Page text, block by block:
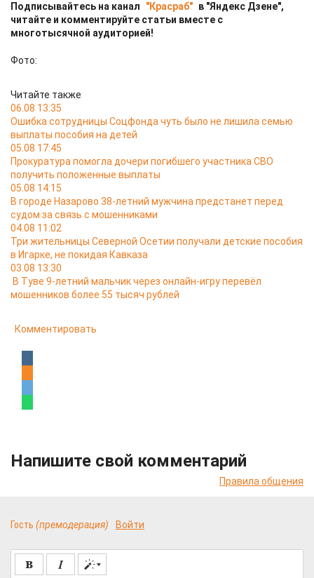
Подписывайтесь на канал
"Красраб" в "Яндекс Дзене",
читайте и комментируйте статьи вместе с
многотысячной аудиторией!
Фото:
Читайте также
06.08 13:35
Ошибка сотрудницы Соцфонда чуть было не лишила семью
выплаты пособия на детей
05.08 17:45
Прокуратура помогла дочери погибшего участника СВО
получить положенные выплаты
05.08 14:15
В городе Назарово 38-летний мужчина предстанет перед
судом за связь с мошенниками
04.08 11:02
Три жительницы Северной Осетии получали детские пособия
в Игарке, не покидая Кавказа
03.08 13:30
В Туве 9-летний мальчик через онлайн-игру перевёл
мошенников более 55 тысяч рублей
Комментировать
Напишите свой комментарий
Правила общения
Гость (премодерация) Войти